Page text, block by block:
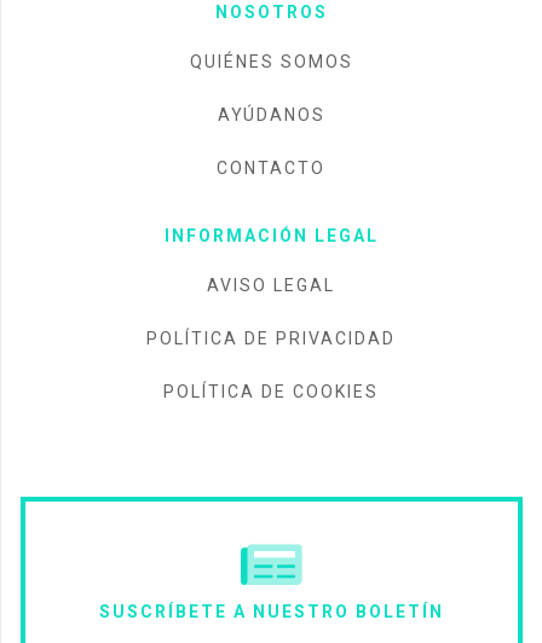
NOSOTROS
QUIÉNES SOMOS
AYÚDANOS
CONTACTO
INFORMACIÓN LEGAL
AVISO LEGAL
POLÍTICA DE PRIVACIDAD
POLÍTICA DE COOKIES
SUSCRÍBETE A NUESTRO BOLETÍN